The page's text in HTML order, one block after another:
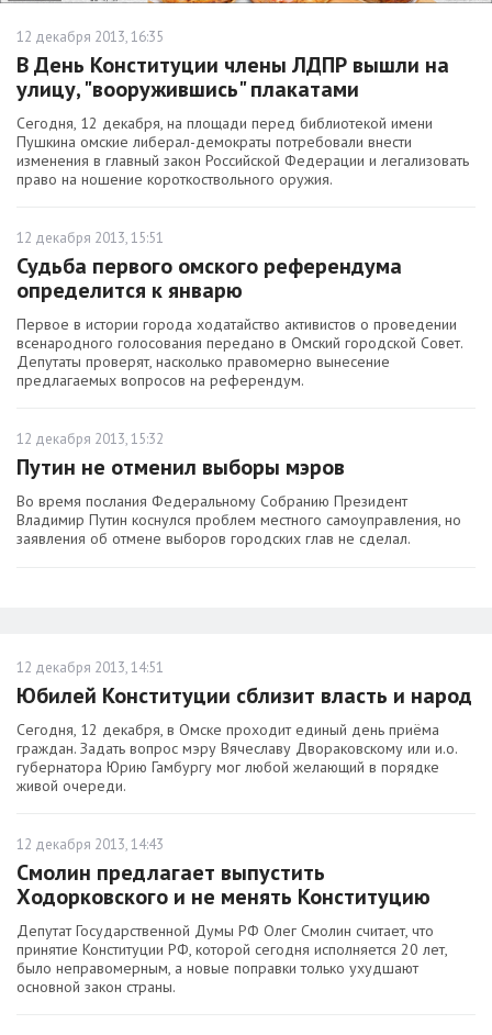
12 декабря 2013, 16:35
В День Конституции члены ЛДПР вышли на
улицу, "вооружившись" плакатами
Сегодня, 12 декабря, на площади перед библиотекой имени
Пушкина омские либерал-демократы потребовали внести
изменения в главный закон Российской Федерации и легализовать
право на ношение короткоствольного оружия.
12 декабря 2013, 15:51
Судьба первого омского референдума
определится к январю
Первое в истории города ходатайство активистов о проведении
всенародного голосования передано в Омский городской Совет.
Депутаты проверят, насколько правомерно вынесение
предлагаемых вопросов на референдум.
12 декабря 2013, 15:32
Путин не отменил выборы мэров
Во время послания Федеральному Собранию Президент
Владимир Путин коснулся проблем местного самоуправления, но
заявления об отмене выборов городских глав не сделал.
12 декабря 2013, 14:51
Юбилей Конституции сблизит власть и народ
Сегодня, 12 декабря, в Омске проходит единый день приёма
граждан. Задать вопрос мэру Вячеславу Двораковскому или и.о.
губернатора Юрию Гамбургу мог любой желающий в порядке
живой очереди.
12 декабря 2013, 14:43
Смолин предлагает выпустить
Ходорковского и не менять Конституцию
Депутат Государственной Думы РФ Олег Смолин считает, что
принятие Конституции РФ, которой сегодня исполняется 20 лет,
было неправомерным, а новые поправки только ухудшают
основной закон страны.